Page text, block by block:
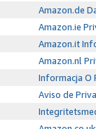
Amazon.de
Amazon.ie
Amazon.it
Amazon.nl
Informacja O
Aviso de